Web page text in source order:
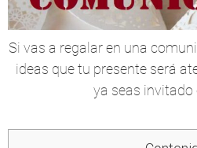
Si vas a regalar en una
ideas que tu presente será
ya seas invitado